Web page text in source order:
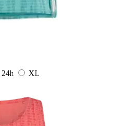
24h
XL